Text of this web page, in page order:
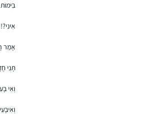
אָמַר
תָּנֵי
וְאִי